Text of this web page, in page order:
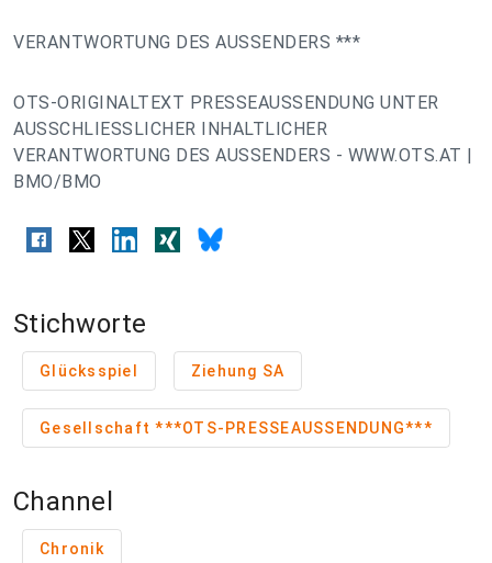
VERANTWORTUNG DES AUSSENDERS ***
OTS-ORIGINALTEXT PRESSEAUSSENDUNG UNTER
AUSSCHLIESSLICHER INHALTLICHER
VERANTWORTUNG DES AUSSENDERS - WWW.OTS.AT |
BMO/BMO
Stichworte
Glücksspiel Ziehung SA
Gesellschaft ***OTS-PRESSEAUSSENDUNG***
Channel
Chronik